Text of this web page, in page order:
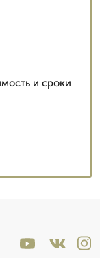
и сроки